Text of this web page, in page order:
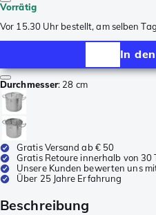
Vorrätig
Vor 15.30 Uhr bestellt, am selben
In
Durchmesser: 28 cm
Gratis Versand ab € 50
Gratis Retoure innerhalb von 30
Unsere Kunden bewerten uns
Über 25 Jahre Erfahrung
Beschreibung